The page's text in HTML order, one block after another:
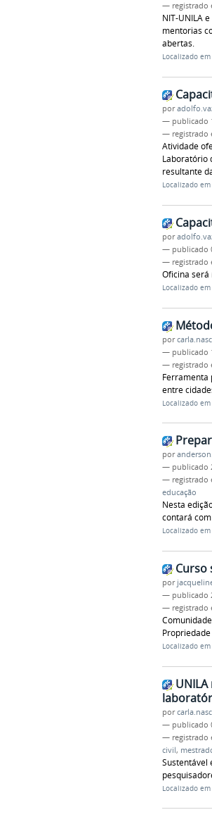
— registrado
NIT-UNILA
mentorias
abertas.
Localizado em
por
— publicado
— registrado
Atividade
Laboratório
resultante
Localizado em
por
— publicado
— registrado
Oficina será
Localizado em
por
— publicado
— registrado
Ferramenta
entre
Localizado em
por
— publicado
— registrado
educação
Nesta
contará
Localizado em
Curso
por
— publicado
— registrado
Localizado em
por
— publicado
— registrado
civil,
Sustentável
Localizado em